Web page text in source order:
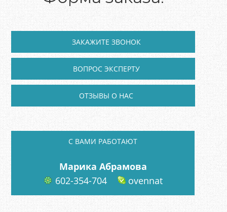
ЗАКАЖИТЕ ЗВОНОК
ВОПРОС ЭКСПЕРТУ
ОТЗЫВЫ О НАС
C ВАМИ РАБОТАЮТ
Марика Абрамова
602-354-704
ovennat